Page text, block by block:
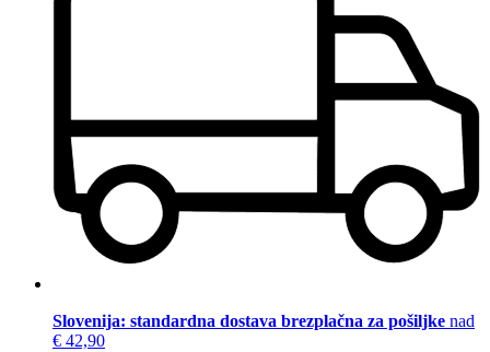
Slovenija: standardna dostava brezplačna za pošiljke nad
€ 42,90